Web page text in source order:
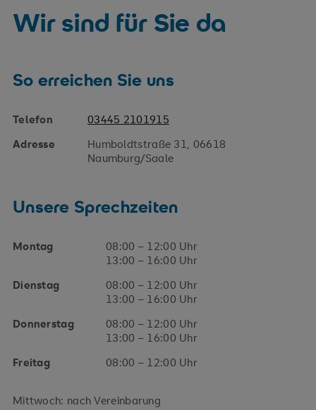
Wir sind für Sie da
So erreichen Sie uns
Telefon
03445 2101915
Adresse
Humboldtstraße 31, 06618
Naumburg/Saale
Unsere Sprechzeiten
Montag
08:00 – 12:00 Uhr
13:00 – 16:00 Uhr
Dienstag
08:00 – 12:00 Uhr
13:00 – 16:00 Uhr
Donnerstag
08:00 – 12:00 Uhr
13:00 – 16:00 Uhr
Freitag
08:00 – 12:00 Uhr
Mittwoch: nach Vereinbarung